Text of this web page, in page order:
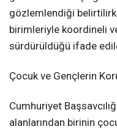
gözlemlendiği
birimleriyle koordineli
sürdürüldüğü ifade
Çocuk ve Gençlerin
Cumhuriyet
alanlarından birinin